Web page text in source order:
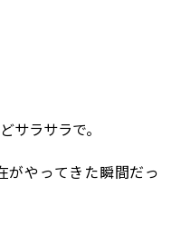
サラサラで。
がやってきた瞬間だっ